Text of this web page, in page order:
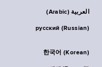
العربية (Arabic)
русский (Russian)
한국어 (Korean)